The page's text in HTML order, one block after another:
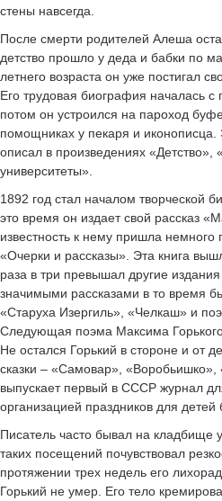
стены навсегда.
После смерти родителей Алеша
детство прошло у деда и бабки по
летнего возраста он уже постигал
Его трудовая биография началась с
потом он устроился на пароход
помощниках у пекаря и
описал в произведениях
университеты».
1892 год стал началом творческой
это время он издает свой рассказ
известность к нему пришла
«Очерки и рассказы». Эта книга
раза в три превышал другие
значимыми рассказами в то время
«Старуха Изергиль», «Челкаш» и
Следующая поэма Максима
Не остался Горький в стороне и от
сказки – «Самовар», «Воробьишко»,
выпускает первый в СССР журнал
организацией праздников для детей
Писатель часто бывал на кладбище
таких посещений почувствовал
протяжении трех недель его
Горький не умер. Его тело